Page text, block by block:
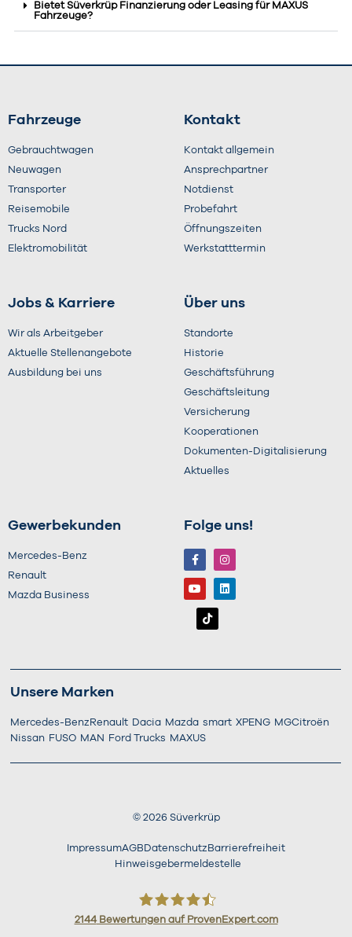
Bietet Süverkrüp Finanzierung oder Leasing für MAXUS
Fahrzeuge?
Fahrzeuge
Gebrauchtwagen
Neuwagen
Transporter
Reisemobile
Trucks Nord
Elektromobilität
Kontakt
Kontakt allgemein
Ansprechpartner
Notdienst
Probefahrt
Öffnungszeiten
Werkstatttermin
Jobs & Karriere
Wir als Arbeitgeber
Aktuelle Stellenangebote
Ausbildung bei uns
Über uns
Standorte
Historie
Geschäftsführung
Geschäftsleitung
Versicherung
Kooperationen
Dokumenten-Digitalisierung
Aktuelles
Gewerbekunden
Mercedes-Benz
Renault
Mazda Business
Folge uns!
Unsere Marken
Mercedes-Benz Renault Dacia Mazda smart XPENG MGCitroën
Nissan FUSO MAN Ford Trucks MAXUS
© 2026Süverkrüp
ImpressumAGB Datenschutz Barrierefreiheit
Hinweisgebermeldestelle
2144Bewertungen auf ProvenExpert.com